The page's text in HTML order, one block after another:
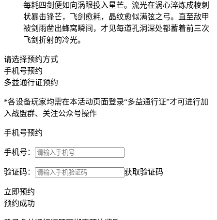
每耗四剑便如向涡眼投入星芒。流光在涡心淬炼成棱刺
状暴击锋芒，飞剑愈耗，晶纹愈似满弦之弓。直至敌甲
被剑雨凿出蜂窝瞬间，才见每道孔洞深处都蓄着前三次
飞剑折射的冷光。
请选择预约方式
手机号预约
多益通行证预约
*各设备玩家均需在本活动页面登录“多益通行证”才可进行加
入战盟群、关注公众号操作
手机号预约
手机号：
验证码： 获取验证码
立即预约
预约成功